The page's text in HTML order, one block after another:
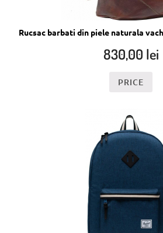
Rucsac barbati din piele naturala
830,00 lei
PRICE